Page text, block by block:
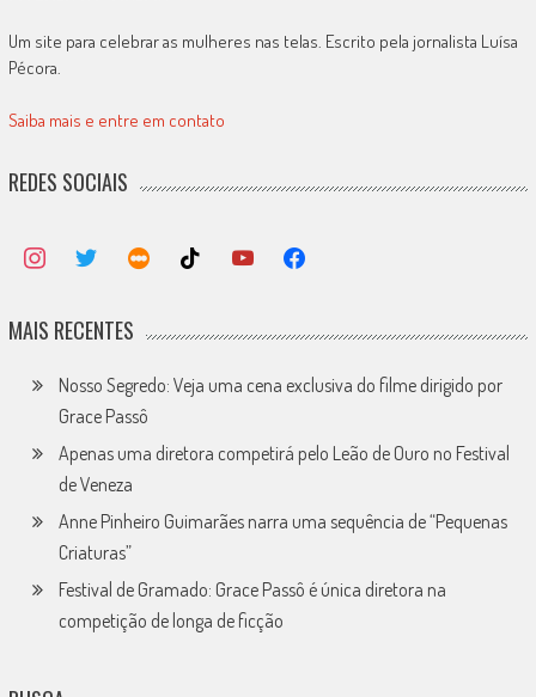
Um site para celebrar as mulheres nas telas. Escrito pela jornalista Luísa
Pécora.
Saiba mais e entre em contato
REDES SOCIAIS
MAIS RECENTES
Nosso Segredo: Veja uma cena exclusiva do filme dirigido por
Grace Passô
Apenas uma diretora competirá pelo Leão de Ouro no Festival
de Veneza
Anne Pinheiro Guimarães narra uma sequência de “Pequenas
Criaturas”
Festival de Gramado: Grace Passô é única diretora na
competição de longa de ficção